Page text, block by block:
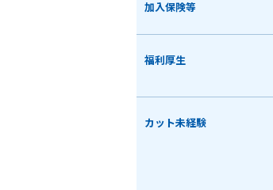
加入保険等
福利厚生
カット未経験